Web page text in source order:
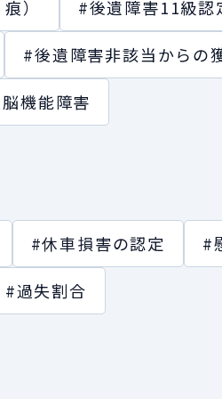
） #後遺障害11級認
#後遺障害非該当からの
機能障害
#休車損害の認定 #
#過失割合